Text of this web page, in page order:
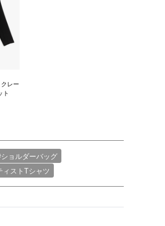
レー
ト
ョルダーバッグ
ィストTシャツ